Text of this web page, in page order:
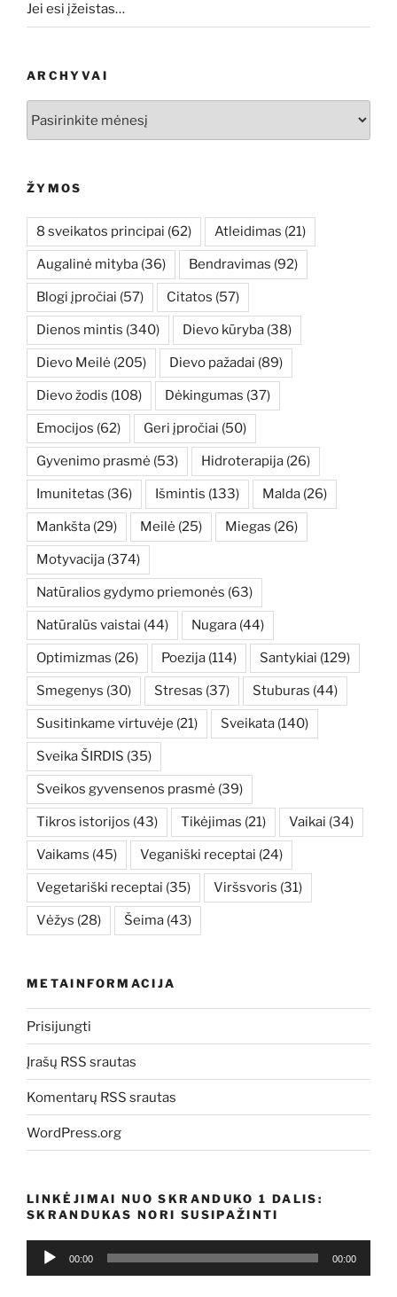
Jei esi įžeistas…
ARCHYVAI
ŽYMOS
8 sveikatos principai (62) Atleidimas (21)
Augalinė mityba (36) Bendravimas (92)
Blogi įpročiai (57) Citatos (57)
Dienos mintis (340) Dievo kūryba (38)
Dievo Meilė (205) Dievo pažadai (89)
Dievo žodis (108) Dėkingumas (37)
Emocijos (62) Geri įpročiai (50)
Gyvenimo prasmė (53) Hidroterapija (26)
Imunitetas (36) Išmintis (133) Malda (26)
Mankšta (29) Meilė (25) Miegas (26)
Motyvacija (374)
Natūralios gydymo priemonės (63)
Natūralūs vaistai (44) Nugara (44)
Optimizmas (26) Poezija (114) Santykiai (129)
Smegenys (30) Stresas (37) Stuburas (44)
Susitinkame virtuvėje (21) Sveikata (140)
Sveika ŠIRDIS (35)
Sveikos gyvensenos prasmė (39)
Tikros istorijos (43) Tikėjimas (21) Vaikai (34)
Vaikams (45) Veganiški receptai (24)
Vegetariški receptai (35) Viršsvoris (31)
Vėžys (28) Šeima (43)
METAINFORMACIJA
Prisijungti
Įrašų RSS srautas
Komentarų RSS srautas
WordPress.org
LINKĖJIMAI NUO SKRANDUKO 1 DALIS:
SKRANDUKAS NORI SUSIPAŽINTI
Audio
00:00 00:00